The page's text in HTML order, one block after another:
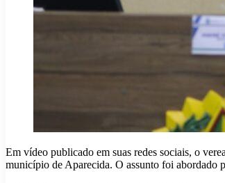
Em vídeo publicado em suas redes sociais, o
município de Aparecida. O assunto foi abordado